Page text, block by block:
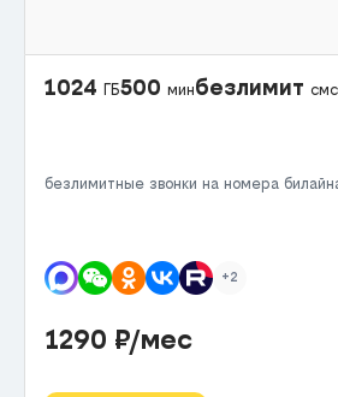
1024 ГБ500 минбезлимит смс
безлимитные звонки на номера
+2
1290 ₽/мес